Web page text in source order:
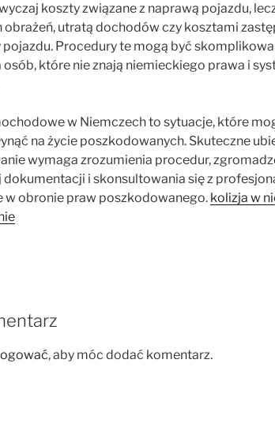
koszty związane z naprawą pojazdu,
obrażeń, utratą dochodów czy kosztami
pojazdu. Procedury te mogą być
osób, które nie znają niemieckiego prawa i
w Niemczech to sytuacje, które
na życie poszkodowanych. Skuteczne
wymaga zrozumienia procedur,
i skonsultowania się z
w obronie praw poszkodowanego. kolizja w
, aby móc dodać komentarz.